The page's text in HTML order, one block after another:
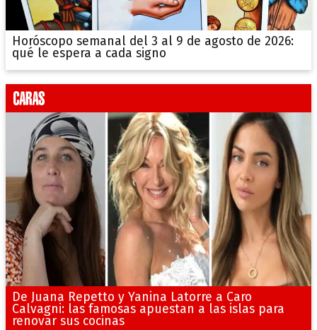
Horóscopo semanal del 3 al 9 de agosto de 2026:
qué le espera a cada signo
De Juana Repetto y Yanina Latorre a Caro
Calvagni: las famosas apuestan a las islas para
renovar sus cocinas